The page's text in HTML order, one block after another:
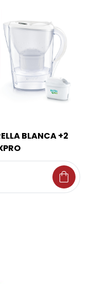
BLANCA +2
shopping_bag